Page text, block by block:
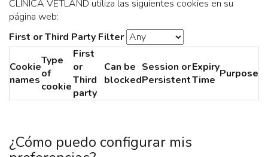
CLÍNICA VETLAND utiliza las siguientes cookies en su
página web:
First or Third Party Filter
Cookie
names
Type
of
cookie
First
or
Third
party
Can be
blocked
Session or
Persistent
Expiry
Time Purpose
¿Cómo puedo configurar mis